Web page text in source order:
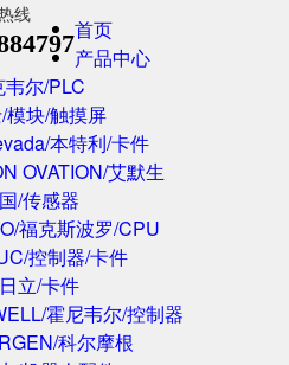
线
首页
产品中心
尔/PLC
模块/触摸屏
本特利/卡件
OVATION/艾默生
/传感器
福克斯波罗/CPU
控制器/卡件
立/卡件
霍尼韦尔/控制器
科尔摩根